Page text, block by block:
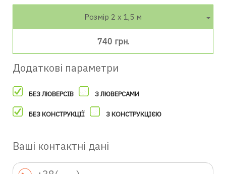
Розмір 2 х 1,5 м
740 грн.
Додаткові параметри
БЕЗ ЛЮВЕРСІВ З ЛЮВЕРСАМИ
БЕЗ КОНСТРУКЦІЇ З КОНСТРУКЦІЄЮ
Ваші контактні дані